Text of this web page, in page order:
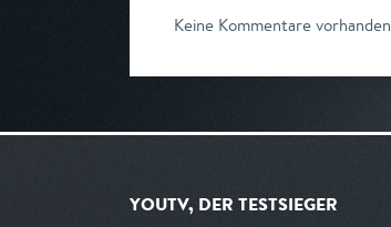
Keine Kommentare vorhanden
YOUTV, DER TESTSIEGER